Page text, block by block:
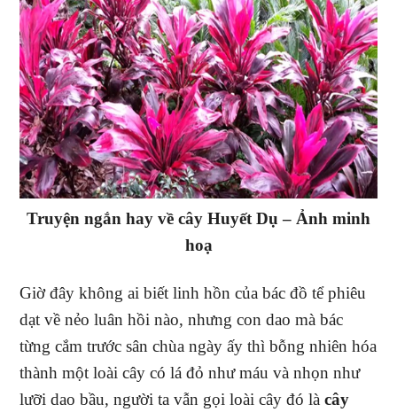
Truyện ngắn hay về cây Huyết Dụ – Ảnh minh
hoạ
Giờ đây không ai biết linh hồn của bác đồ tể phiêu
dạt về nẻo luân hồi nào, nhưng con dao mà bác
từng cắm trước sân chùa ngày ấy thì bỗng nhiên hóa
thành một loài cây có lá đỏ như máu và nhọn như
lưỡi dao bầu, người ta vẫn gọi loài cây đó làcây